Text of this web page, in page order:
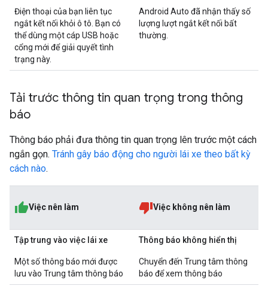
Điện thoại của bạn liên tục
ngắt kết nối khỏi ô tô. Bạn có
thể dùng một cáp USB hoặc
cổng mới để giải quyết tình
trạng này.
Android Auto đã nhận thấy số
lượng lượt ngắt kết nối bất
thường.
Tải trước thông tin quan trọng trong thông
báo
Thông báo phải đưa thông tin quan trọng lên trước một cách
ngắn gọn. Tránh gây báo động cho người lái xe theo bất kỳ
cách nào.
Việc nên làm Việc không nên làm
Tập trung vào việc lái xe
Một số thông báo mới được
lưu vào Trung tâm thông báo
Thông báo không hiển thị
Chuyển đến Trung tâm thông
báo để xem thông báo